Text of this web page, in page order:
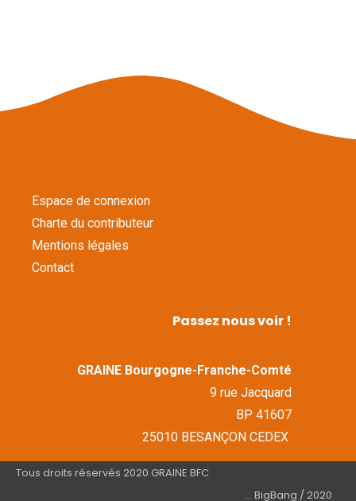
Espace de connexion
Charte du contributeur
Mentions légales
Contact
Passez nous voir !
GRAINE Bourgogne-Franche-Comté
9 rue Jacquard
BP 41607
25010 BESANÇON CEDEX
Tous droits réservés 2020 GRAINE BFC
... BigBang / 2020